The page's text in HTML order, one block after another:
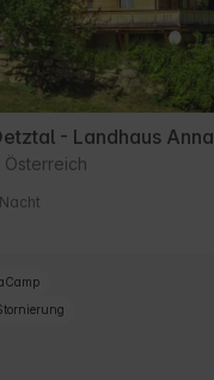
- Landhaus Anna